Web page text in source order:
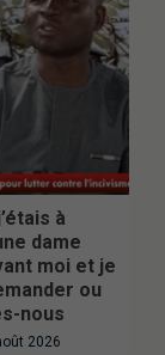
à
dame
moi et je
ou
nous
2026